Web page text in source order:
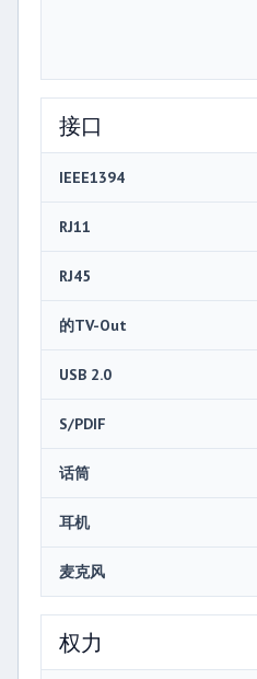
接口
IEEE1394
RJ11
RJ45
的TV-Out
USB 2.0
S/PDIF
话筒
耳机
麦克风
权力